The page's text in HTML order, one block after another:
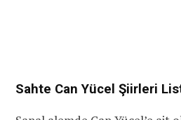
Sahte Can Yücel Şiirleri